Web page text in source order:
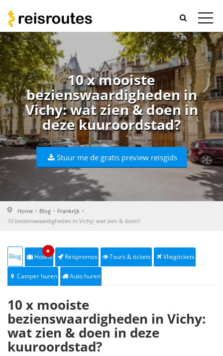
10 x mooiste
bezienswaardigheden in
Vichy: wat zien & doen in
deze kuuroordstad?
Stuur me de gratis preview reisgids
Home Blog
Frankrijk
10 bezienswaardigheden in Vichy: wat zien & doen?
Blog Hotels
★
Reispromos Tours & tickets Vliegtickets
Camper huren Auto huren
10 x mooiste
bezienswaardigheden in Vichy:
wat zien & doen in deze
kuuroordstad?